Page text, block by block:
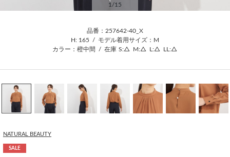
1 /15
品番：257642-40_X
H: 165
/ モデル着用サイズ：M
カラー：橙中間
/ 在庫 S:△ M:△ L:△ LL:△
NATURAL BEAUTY
SALE